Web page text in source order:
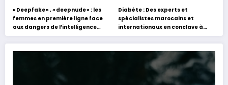
« Deepfake » , « deepnude » : les
femmes en première ligne face
aux dangers de l’intelligence
artificielle
Diabète : Des experts et
spécialistes marocains et
internationaux en conclave à
Tanger